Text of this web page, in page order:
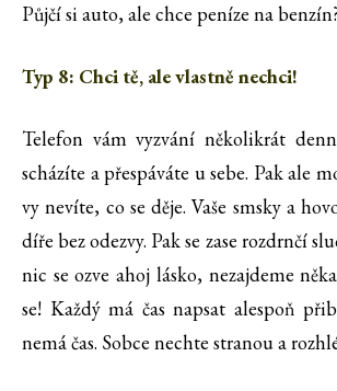
Půjčí si auto, ale chce peníze na
Typ 8: Chci tě, ale vlastně nechci!
Telefon vám vyzvání několikrát
scházíte a přespáváte u sebe. Pak ale
vy nevíte, co se děje. Vaše smsky a
díře bez odezvy. Pak se zase rozdrnčí
nic se ozve ahoj lásko, nezajdeme
se! Každý má čas napsat alespoň
nemá čas. Sobce nechte stranou a